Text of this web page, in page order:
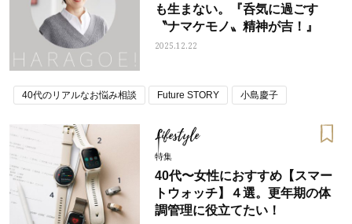
も生まない。『呑気に過ごす
〝ナマケモノ〟精神が吉！』
2025.12.22
40代のリアルなお悩み相談 Future STORY 小島慶子
Lifestyle
特集
40代〜女性におすすめ【スマー
トウォッチ】４選。更年期の体
調管理に役立てたい！